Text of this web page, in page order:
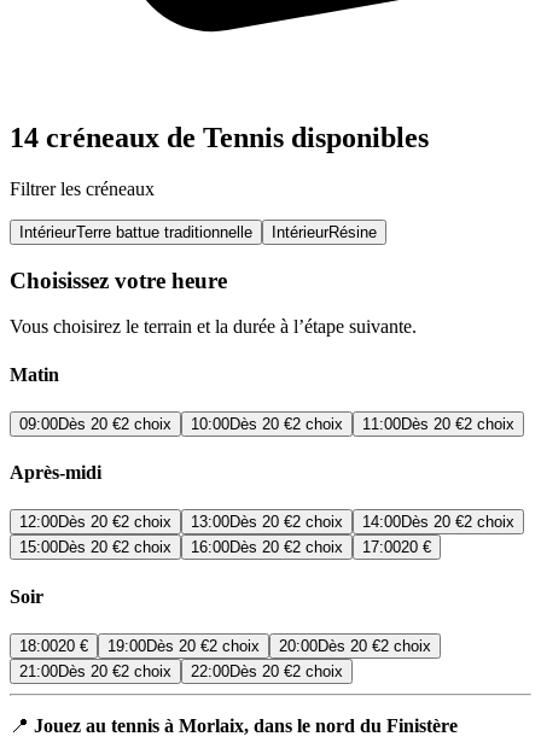
14 créneaux de Tennis disponibles
Filtrer les créneaux
IntérieurTerre battue traditionnelle IntérieurRésine
Choisissez votre heure
Vous choisirez le terrain et la durée à l’étape suivante.
Matin
09:00Dès 20 €2 choix 10:00Dès 20 €2 choix 11:00Dès 20 €2 choix
Après-midi
12:00Dès 20 €2 choix 13:00Dès 20 €2 choix 14:00Dès 20 €2 choix
15:00Dès 20 €2 choix 16:00Dès 20 €2 choix 17:0020 €
Soir
18:0020 € 19:00Dès 20 €2 choix 20:00Dès 20 €2 choix
21:00Dès 20 €2 choix 22:00Dès 20 €2 choix
📍 Jouez au tennis à Morlaix, dans le nord du Finistère